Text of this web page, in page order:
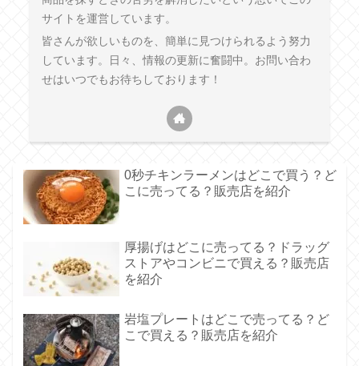
サイトを運営しています。
皆さんが欲しいものを、簡単に見つけられるよう努力
しています。日々、情報の更新に奮闘中。お問い合わ
せはいつでもお待ちしております！
0秒チキンラーメンはどこで買う？ど
こに売ってる？販売店を紹介
厚揚げはどこに売ってる？ドラッグ
ストアやコンビニで買える？販売店
を紹介
岩塩プレートはどこで売ってる？ど
こで買える？販売店を紹介